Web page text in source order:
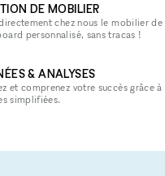
DE MOBILIER
chez nous le mobilier
personnalisé, sans tracas !
& ANALYSES
et comprenez votre succès grâce
simplifiées.